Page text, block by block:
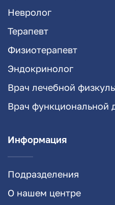
Невролог
Терапевт
Физиотерапевт
Эндокринолог
Врач лечебной
Врач функциональной
Информация
Подразделения
О нашем центре